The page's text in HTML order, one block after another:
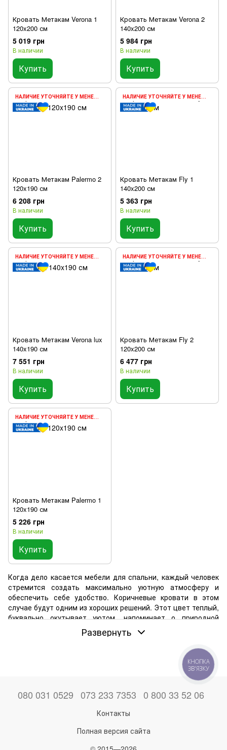
Кровать Метакам Verona 1
120x200 см
5 019 грн
В наличии
Купить
Кровать Метакам Verona 2
140x200 см
5 984 грн
В наличии
Купить
Кровать Метакам Palermo 2
120x190 см
6 208 грн
В наличии
Купить
Кровать Метакам Fly 1
140x200 см
5 363 грн
В наличии
Купить
НАЛИЧИЕ УТОЧНЯЙТЕ У МЕНЕДЖЕРА
Кровать Метакам Verona lux
140x190 см
7 551 грн
В наличии
Купить
НАЛИЧИЕ УТОЧНЯЙТЕ У МЕНЕДЖЕРА
Кровать Метакам Fly 2
120x200 см
6 477 грн
В наличии
Купить
НАЛИЧИЕ УТОЧНЯЙТЕ У МЕНЕДЖЕРА
Кровать Метакам Palermo 1
120x190 см
5 226 грн
В наличии
Купить
Когда дело касается мебели для спальни, каждый человек
стремится создать максимально уютную атмосферу и
обеспечить себе удобство. Коричневые кровати в этом
случае будут одним из хороших решений. Этот цвет теплый,
буквально окутывает уютом, напоминает о природной
гармонии. Он богатый, многогранный, способен привнести в
комнату ощущение тепла, стабильности и благородной
роскоши. Оттенки коричневого дают возможность внедрить
такую мебель в любой интерьер: от классики до модерна.
Обзор преимуществ коричневых кроватей
время актуальный выбор, который никогда не выходит из
моды. Вашему вниманию предлагаются как модели под
дерево, так и металлические в шоколадных оттенках.
Купить кровать коричневого цвета — хорошая идея, и вот
Развернуть
080 031 0529 073 233 7353 0 800 33 52 06
Контакты
Полная версия сайта
КНОПКА
ЗВ'ЯЗКУ